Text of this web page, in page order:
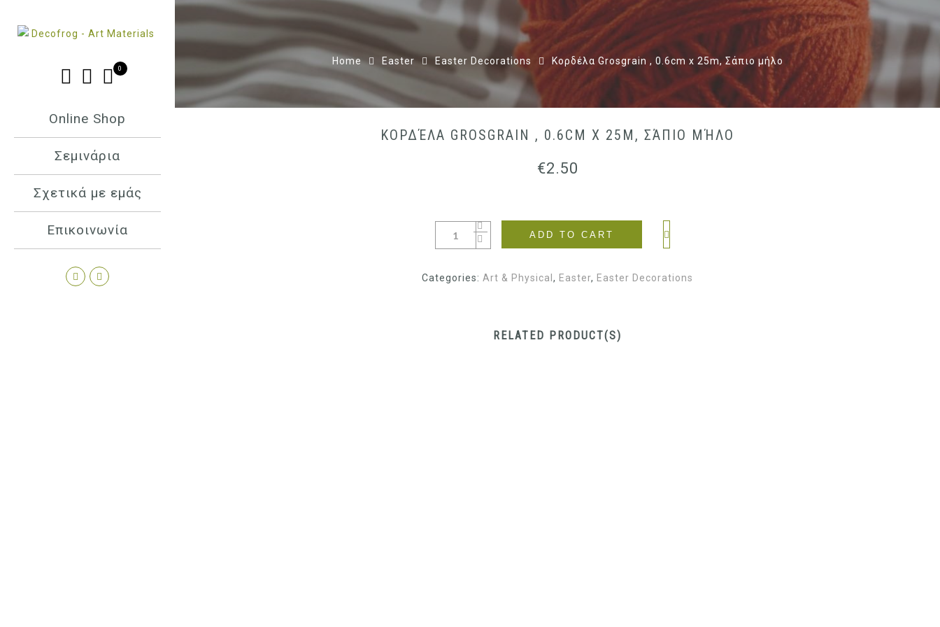
0
Online Shop
Σεμινάρια
Σχετικά με εμάς
Επικοινωνία
Home Easter Easter Decorations Κορδέλα Grosgrain , 0.6cm x 25m, Σάπιο μήλο
ΚΟΡΔΈΛΑ GROSGRAIN , 0.6CM X 25M, ΣΆΠΙΟ ΜΉΛΟ
€2.50
ADD TO CART
Categories: Art & Physical , Easter, Easter Decorations
RELATED PRODUCT(S)